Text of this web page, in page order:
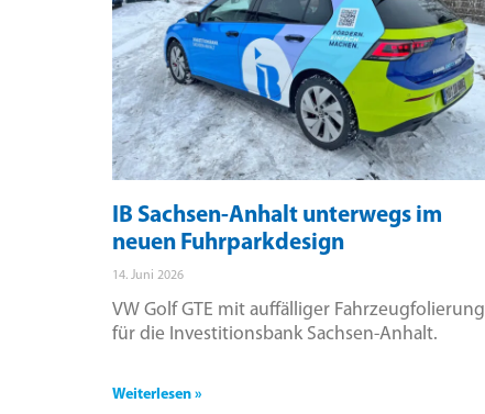
IB Sachsen-Anhalt unterwegs im
neuen Fuhrparkdesign
14. Juni 2026
VW Golf GTE mit auffälliger Fahrzeugfolierung
für die Investitionsbank Sachsen-Anhalt.
Weiterlesen »